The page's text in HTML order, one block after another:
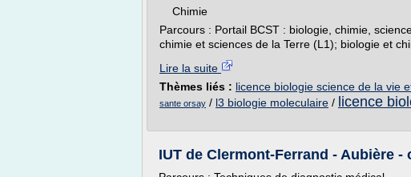
Chimie
Parcours : Portail BCST : biologie, chimie,
chimie et sciences de la Terre (L1); biologie et
Lire la suite
Thèmes liés : licence biologie science de la vie
sante orsay / l3 biologie moleculaire / licence
IUT de Clermont-Ferrand - Aubière -